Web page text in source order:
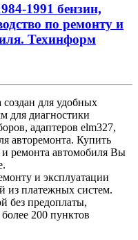
1991 бензин,
по ремонту и
Техинформ
для удобных
для диагностики
адаптеров elm327,
авторемонта. Купить
ремонта автомобиля Вы
и эксплуатации
из платежных систем.
без предоплаты,
200 пунктов